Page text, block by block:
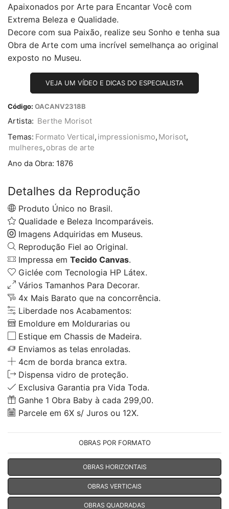
Apaixonados por Arte para Encantar Você com
Extrema Beleza e Qualidade.
Decore com sua Paixão, realize seu Sonho e tenha sua
Obra de Arte com uma incrível semelhança ao original
exposto no Museu.
VEJA UM VÍDEO E DICAS DO ESPECIALISTA
Código: OACANV2318B
Artista: Berthe Morisot
Temas: Formato Vertical, impressionismo, Morisot,
mulheres, obras de arte
Ano da Obra: 1876
Detalhes da Reprodução
Produto Único no Brasil.
Qualidade e Beleza Incomparáveis.
Imagens Adquiridas em Museus.
Reprodução Fiel ao Original.
Impressa em Tecido Canvas.
Giclée com Tecnologia HP Látex.
Vários Tamanhos Para Decorar.
4x Mais Barato que na concorrência.
Liberdade nos Acabamentos:
Emoldure em Moldurarias ou
Estique em Chassis de Madeira.
Enviamos as telas enroladas.
4cm de borda branca extra.
Dispensa vidro de proteção.
Exclusiva Garantia pra Vida Toda.
Ganhe 1 Obra Baby à cada 299,00.
Parcele em 6X s/ Juros ou 12X.
OBRAS POR FORMATO
OBRAS HORIZONTAIS
OBRAS VERTICAIS
OBRAS QUADRADAS